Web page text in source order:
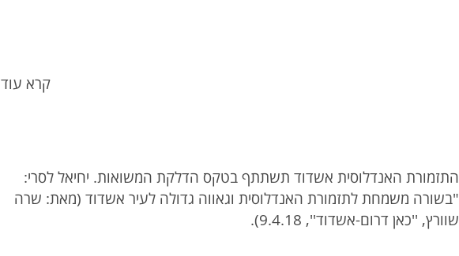
קרא עוד
התזמורת האנדלוסית אשדוד תשתתף בטקס הדלקת המשואות. יחיאל לסרי:
"בשורה משמחת לתזמורת האנדלוסית וגאווה גדולה לעיר אשדוד (מאת: שרה
שוורץ, ''כאן דרום-אשדוד'', 9.4.18).